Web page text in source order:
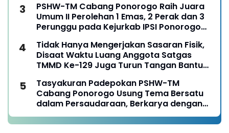
PSHW-TM Cabang Ponorogo Raih Juara
Umum II Perolehan 1 Emas, 2 Perak dan 3
Perunggu pada Kejurkab IPSI Ponorogo
Tidak Hanya Mengerjakan Sasaran Fisik,
Disaat Waktu Luang Anggota Satgas
TMMD Ke-129 Juga Turun Tangan Bantu
Tasyakuran Padepokan PSHW-TM
Cabang Ponorogo Usung Tema Bersatu
dalam Persaudaraan, Berkarya dengan
Keikhlasan dan Mengabdi dengan
Tanggungjawab